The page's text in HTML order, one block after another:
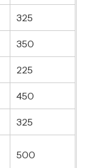
325
350
225
450
325
500